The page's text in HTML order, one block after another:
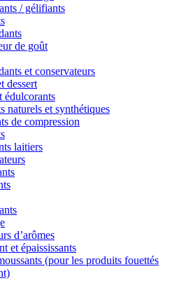
/ gélifiants
de goût
et conservateurs
dessert
édulcorants
naturels et synthétiques
de compression
laitiers
d’arômes
et épaississants
(pour les produits fouettés